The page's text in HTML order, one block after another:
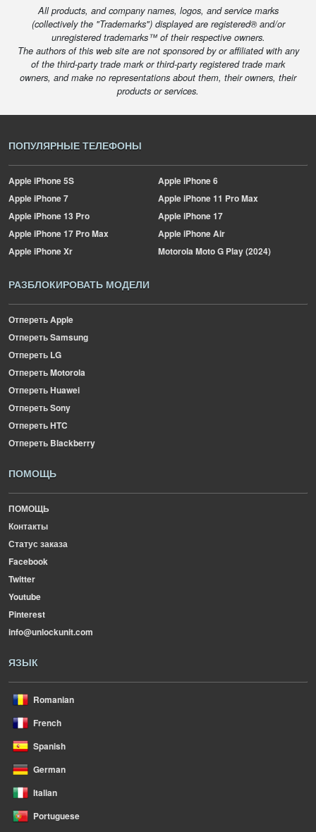
All products, and company names, logos, and service marks
(collectively the "Trademarks") displayed are registered® and/or
unregistered trademarks™ of their respective owners.
The authors of this web site are not sponsored by or affiliated with any
of the third-party trade mark or third-party registered trade mark
owners, and make no representations about them, their owners, their
products or services.
ПОПУЛЯРНЫЕ ТЕЛЕФОНЫ
AppleiPhone 5S AppleiPhone 6
AppleiPhone 7 AppleiPhone 11 Pro Max
AppleiPhone 13 Pro AppleiPhone 17
AppleiPhone 17 Pro Max AppleiPhone Air
AppleiPhone Xr MotorolaMoto G Play (2024)
РАЗБЛОКИРОВАТЬ МОДЕЛИ
Отпереть Apple
Отпереть Samsung
Отпереть LG
Отпереть Motorola
Отпереть Huawei
Отпереть Sony
Отпереть HTC
Отпереть Blackberry
ПОМОЩЬ
ПОМОЩЬ
Контакты
Статус заказа
Facebook
Twitter
Youtube
Pinterest
info@unlockunit.com
ЯЗЫК
Romanian
French
Spanish
German
Italian
Portuguese